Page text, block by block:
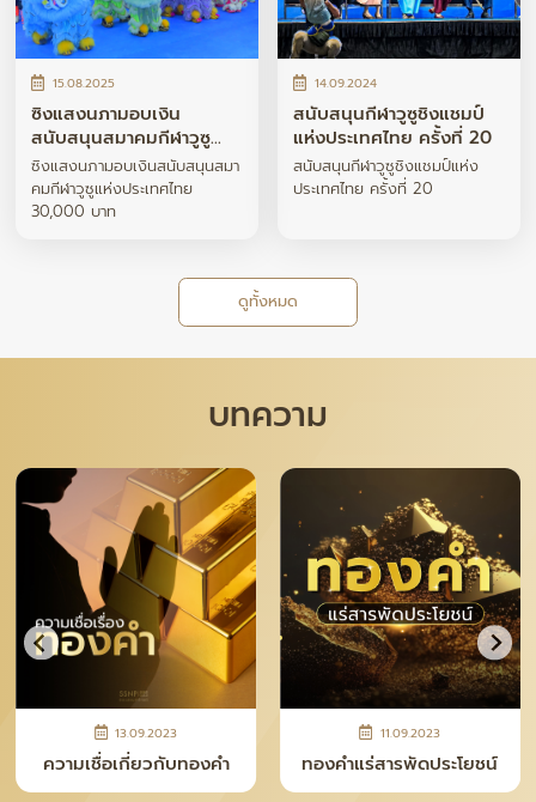
15.08.2025
ซิงแสงนภามอบเงิน
สนับสนุนสมาคมกีฬาวูซู
แห่งประเทศไทย 30,000
บาท
ซิงแสงนภามอบเงินสนับสนุนสมา
คมกีฬาวูซูแห่งประเทศไทย
30,000 บาท
14.09.2024
สนับสนุนกีฬาวูซูชิงแชมป์
แห่งประเทศไทย ครั้งที่ 20
สนับสนุนกีฬาวูซูชิงแชมป์แห่ง
ประเทศไทย ครั้งที่ 20
ดูทั้งหมด
บทความ
28.04.2026
ความจริงหลังเคาน์เตอร์ ที่
คนซื้อทอง–เงินควรรู้
12.11.2025
ทำไม “เงินแท่ง SNP” ถึง
กลายเป็นเทรนด์ใหม่ของยุค